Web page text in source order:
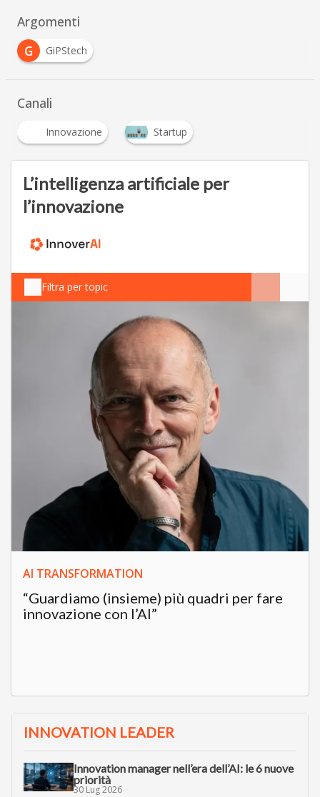
Argomenti
G
GiPStech
Canali
Innovazione Startup
L’intelligenza artificiale per
l’innovazione
Filtra per topic
AI TRANSFORMATION
“Guardiamo (insieme) più quadri per fare
innovazione con l’AI”
INNOVATION LEADER
Innovation manager nell’era dell’AI: le 6 nuove
priorità
30 Lug 2026